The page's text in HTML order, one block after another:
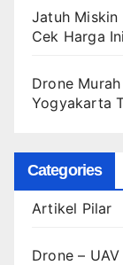
Jatuh Miskin
Cek Harga
Drone
Yogyakarta
Categories
Artikel Pilar
Drone – UAV